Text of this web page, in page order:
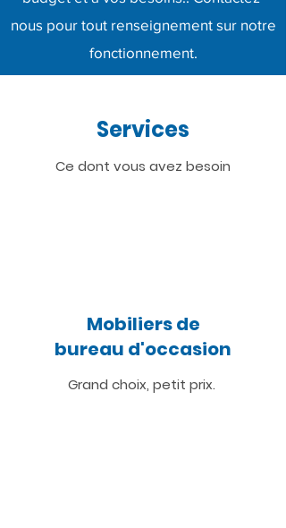
nous pour tout renseignement sur notre
fonctionnement.
Services
Ce dont vous avez besoin
Mobiliers de
bureau d'occasion
Grand choix, petit prix.